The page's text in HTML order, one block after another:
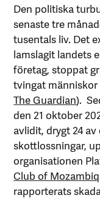
Den politiska
senaste tre
tusentals liv. Det
lamslagit landets
företag, stoppat
tvingat
The Guardian).
den 21 oktober
avlidit, drygt 24
skottlossningar,
organisationen
Club of
rapporterats